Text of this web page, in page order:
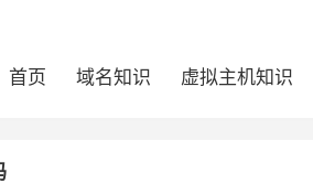
首页 域名知识 虚拟主机知识